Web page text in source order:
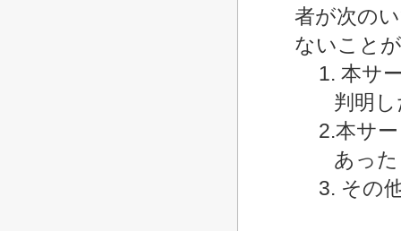
者が次の
ないこと
1. 本サ
判明
2.本サ
あっ
3. その